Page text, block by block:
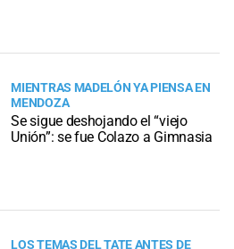
MIENTRAS MADELÓN YA PIENSA EN
MENDOZA
Se sigue deshojando el “viejo
Unión”: se fue Colazo a Gimnasia
LOS TEMAS DEL TATE ANTES DE